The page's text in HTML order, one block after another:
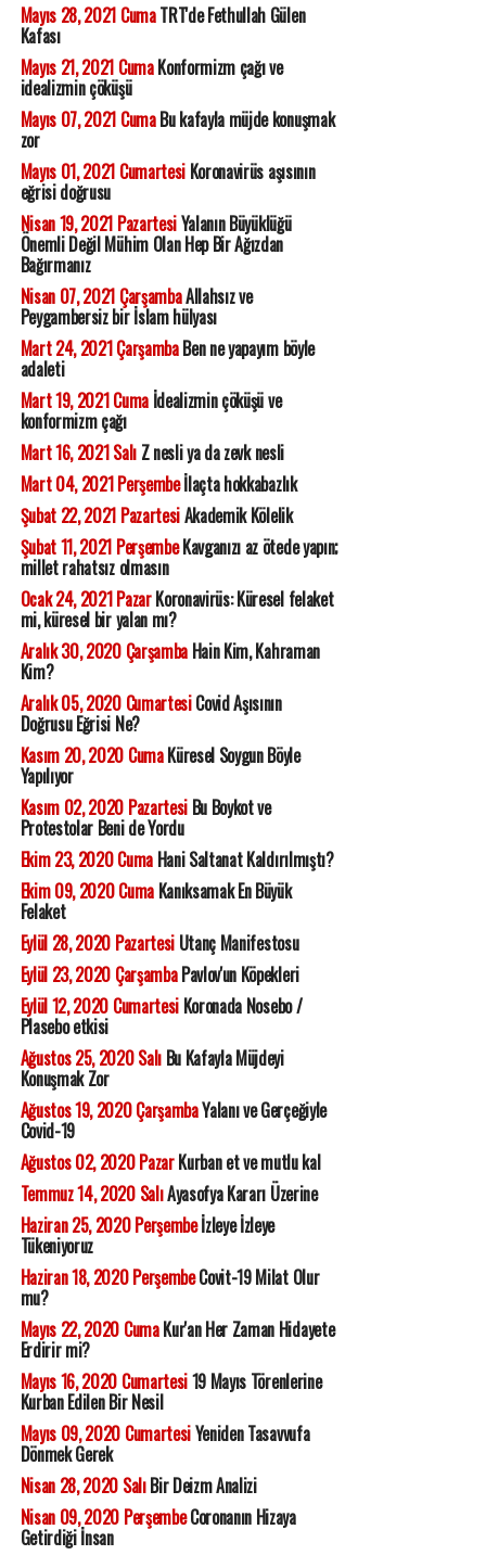
Mayıs 28, 2021 CumaTRT'de Fethullah Gülen
Kafası
Mayıs 21, 2021 CumaKonformizm çağı ve
idealizmin çöküşü
Mayıs 07, 2021 CumaBu kafayla müjde konuşmak
zor
Mayıs 01, 2021 CumartesiKoronavirüs aşısının
eğrisi doğrusu
Nisan 19, 2021 PazartesiYalanın Büyüklüğü
Önemli Değil Mühim Olan Hep Bir Ağızdan
Bağırmanız
Nisan 07, 2021 ÇarşambaAllahsız ve
Peygambersiz bir İslam hülyası
Mart 24, 2021 ÇarşambaBen ne yapayım böyle
adaleti
Mart 19, 2021 Cumaİdealizmin çöküşü ve
konformizm çağı
Mart 16, 2021 SalıZ nesli ya da zevk nesli
Mart 04, 2021 Perşembeİlaçta hokkabazlık
Şubat 22, 2021 PazartesiAkademik Kölelik
Şubat 11, 2021 PerşembeKavganızı az ötede yapın;
millet rahatsız olmasın
Ocak 24, 2021 PazarKoronavirüs: Küresel felaket
mi, küresel bir yalan mı?
Aralık 30, 2020 ÇarşambaHain Kim, Kahraman
Kim?
Aralık 05, 2020 CumartesiCovid Aşısının
Doğrusu Eğrisi Ne?
Kasım 20, 2020 CumaKüresel Soygun Böyle
Yapılıyor
Kasım 02, 2020 PazartesiBu Boykot ve
Protestolar Beni de Yordu
Ekim 23, 2020 CumaHani Saltanat Kaldırılmıştı?
Ekim 09, 2020 CumaKanıksamak En Büyük
Felaket
Eylül 28, 2020 PazartesiUtanç Manifestosu
Eylül 23, 2020 ÇarşambaPavlov'un Köpekleri
Eylül 12, 2020 CumartesiKoronada Nosebo /
Plasebo etkisi
Ağustos 25, 2020 SalıBu Kafayla Müjdeyi
Konuşmak Zor
Ağustos 19, 2020 ÇarşambaYalanı ve Gerçeğiyle
Covid-19
Ağustos 02, 2020 PazarKurban et ve mutlu kal
Temmuz 14, 2020 SalıAyasofya Kararı Üzerine
Haziran 25, 2020 Perşembeİzleye İzleye
Tükeniyoruz
Haziran 18, 2020 PerşembeCovit-19 Milat Olur
mu?
Mayıs 22, 2020 CumaKur'an Her Zaman Hidayete
Erdirir mi?
Mayıs 16, 2020 Cumartesi19 Mayıs Törenlerine
Kurban Edilen Bir Nesil
Mayıs 09, 2020 CumartesiYeniden Tasavvufa
Dönmek Gerek
Nisan 28, 2020 SalıBir Deizm Analizi
Nisan 09, 2020 PerşembeCoronanın Hizaya
Getirdiği İnsan